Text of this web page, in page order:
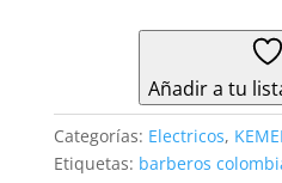
Profesional
cantidad
Añadir a tu
Categorías: Electricos, KEMEI
Etiquetas: barberos